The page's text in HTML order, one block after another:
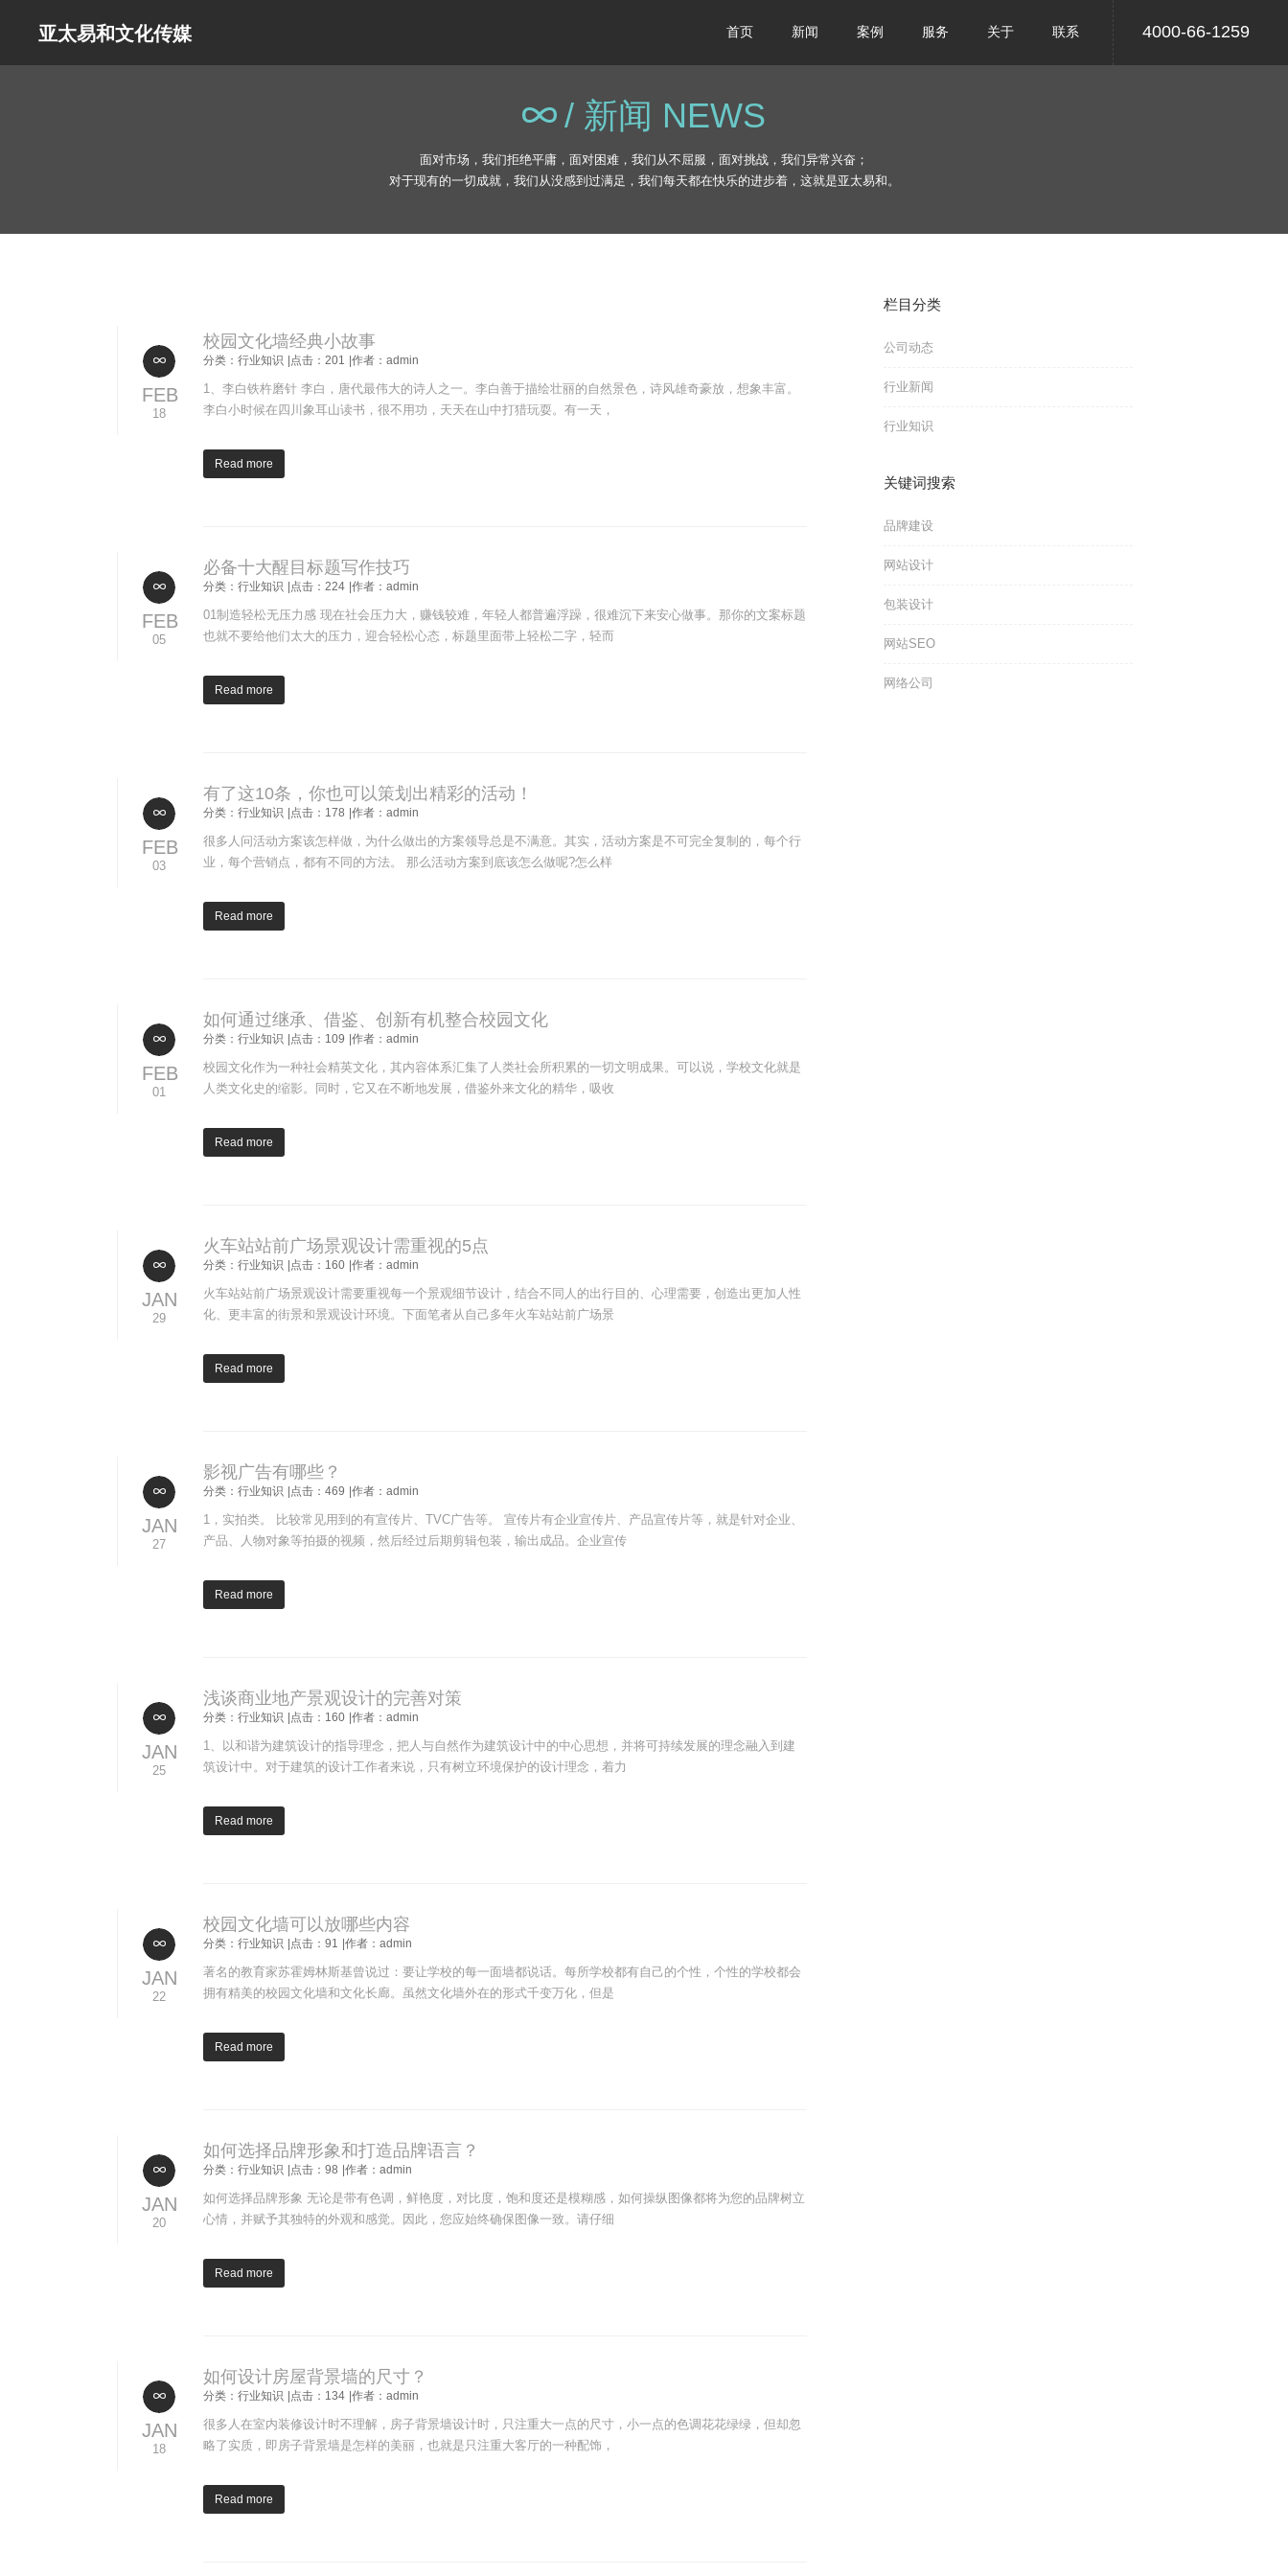
亚太易和文化传媒 4000-66-1259
首页 新闻 案例 服务 关于 联系
/ 新闻 NEWS
面对市场，我们拒绝平庸，面对困难，我们从不屈服，面对挑战，我们异常兴奋；
对于现有的一切成就，我们从没感到过满足，我们每天都在快乐的进步着，这就是亚太易和。
FEB
18
校园文化墙经典小故事
分类：行业知识 |点击：201 |作者：admin
1、李白铁杵磨针 李白，唐代最伟大的诗人之一。李白善于描绘壮丽的自然景色，诗风雄奇豪放，想象丰富。
李白小时候在四川象耳山读书，很不用功，天天在山中打猎玩耍。有一天，
Read more
FEB
05
必备十大醒目标题写作技巧
分类：行业知识 |点击：224 |作者：admin
01制造轻松无压力感 现在社会压力大，赚钱较难，年轻人都普遍浮躁，很难沉下来安心做事。那你的文案标题
也就不要给他们太大的压力，迎合轻松心态，标题里面带上轻松二字，轻而
Read more
FEB
03
有了这10条，你也可以策划出精彩的活动！
分类：行业知识 |点击：178 |作者：admin
很多人问活动方案该怎样做，为什么做出的方案领导总是不满意。其实，活动方案是不可完全复制的，每个行
业，每个营销点，都有不同的方法。 那么活动方案到底该怎么做呢?怎么样
Read more
FEB
01
如何通过继承、借鉴、创新有机整合校园文化
分类：行业知识 |点击：109 |作者：admin
校园文化作为一种社会精英文化，其内容体系汇集了人类社会所积累的一切文明成果。可以说，学校文化就是
人类文化史的缩影。同时，它又在不断地发展，借鉴外来文化的精华，吸收
Read more
JAN
29
火车站站前广场景观设计需重视的5点
分类：行业知识 |点击：160 |作者：admin
火车站站前广场景观设计需要重视每一个景观细节设计，结合不同人的出行目的、心理需要，创造出更加人性
化、更丰富的街景和景观设计环境。下面笔者从自己多年火车站站前广场景
Read more
JAN
27
影视广告有哪些？
分类：行业知识 |点击：469 |作者：admin
1，实拍类。 比较常见用到的有宣传片、TVC广告等。 宣传片有企业宣传片、产品宣传片等，就是针对企业、
产品、人物对象等拍摄的视频，然后经过后期剪辑包装，输出成品。企业宣传
Read more
JAN
25
浅谈商业地产景观设计的完善对策
分类：行业知识 |点击：160 |作者：admin
1、以和谐为建筑设计的指导理念，把人与自然作为建筑设计中的中心思想，并将可持续发展的理念融入到建
筑设计中。对于建筑的设计工作者来说，只有树立环境保护的设计理念，着力
Read more
JAN
22
校园文化墙可以放哪些内容
分类：行业知识 |点击：91 |作者：admin
著名的教育家苏霍姆林斯基曾说过：要让学校的每一面墙都说话。每所学校都有自己的个性，个性的学校都会
拥有精美的校园文化墙和文化长廊。虽然文化墙外在的形式千变万化，但是
Read more
JAN
20
如何选择品牌形象和打造品牌语言？
分类：行业知识 |点击：98 |作者：admin
如何选择品牌形象 无论是带有色调，鲜艳度，对比度，饱和度还是模糊感，如何操纵图像都将为您的品牌树立
心情，并赋予其独特的外观和感觉。因此，您应始终确保图像一致。请仔细
Read more
JAN
18
如何设计房屋背景墙的尺寸？
分类：行业知识 |点击：134 |作者：admin
很多人在室内装修设计时不理解，房子背景墙设计时，只注重大一点的尺寸，小一点的色调花花绿绿，但却忽
略了实质，即房子背景墙是怎样的美丽，也就是只注重大客厅的一种配饰，
Read more
栏目分类
公司动态
行业新闻
行业知识
关键词搜索
品牌建设
网站设计
包装设计
网站SEO
网络公司